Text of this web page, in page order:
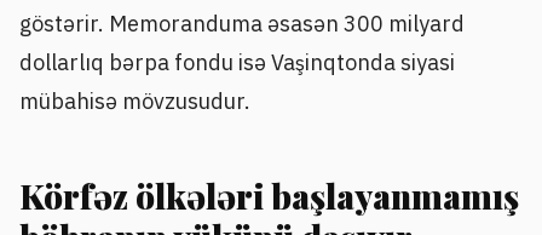
göstərir. Memoranduma əsasən 300 milyard
dollarlıq bərpa fondu isə Vaşinqtonda siyasi
mübahisə mövzusudur.
Körfəz ölkələri başlayanmamış